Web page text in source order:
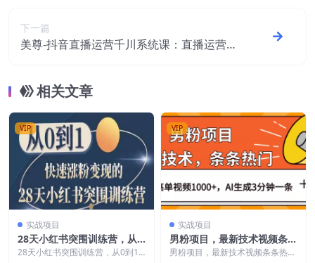
下一篇
美尊-抖音直播运营千川系统课：直播​运营规
相关文章
VIP
实战项目
28天小红书突围训练营，从0
到1快速涨粉变现
28天小红书突围训练营，从0到1
VIP
实战项目
男粉项目，最新技术视频条条
热门，一条作品1000+AI生成
男粉项目，最新技术视频条条热